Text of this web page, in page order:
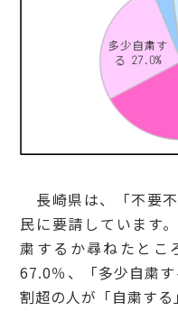
長崎県は、「不要
民に要請しています
粛するか尋ねたとこ
67.0％、「多少自粛
割超の人が「自粛する